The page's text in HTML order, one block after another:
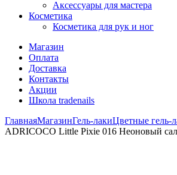
Аксессуары для мастера
Косметика
Косметика для рук и ног
Магазин
Оплата
Доставка
Контакты
Акции
Школа tradenails
ГлавнаяМагазинГель-лакиЦветные гель-
ADRICOCO Little Pixie 016 Неоновый